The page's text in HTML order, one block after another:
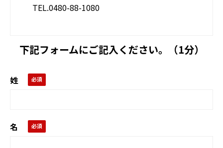
TEL.0480-88-1080
下記フォームにご記入ください。（1分）
姓
名